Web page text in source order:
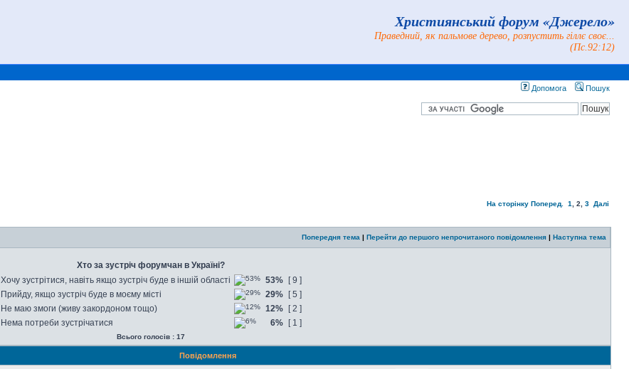
Християнський форум «Джерело»
Праведний, як пальмове дерево, розпустить гіллє своє...
(Пс.92:12)
Допомога Пошук
На сторінку Поперед. 1 2 3 Далі
Попередня тема | Перейти до першого непрочитаного повідомлення | Наступна тема
Хто за зустріч форумчан в Україні?
Хочу зустрітися, навіть якщо зустріч буде в іншій області
53%
[ 9 ]
Прийду, якщо зустріч буде в моєму місті
29%
[ 5 ]
Не маю змоги (живу закордоном тощо)
12%
[ 2 ]
Нема потреби зустрічатися
6% [ 1 ]
Всього голосів : 17
Повідомлення